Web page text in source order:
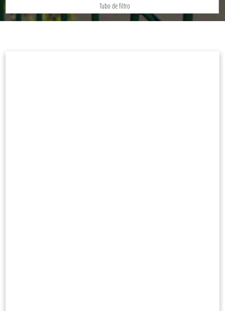
Tubo de filtro